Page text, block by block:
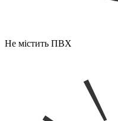
Не містить ПВХ